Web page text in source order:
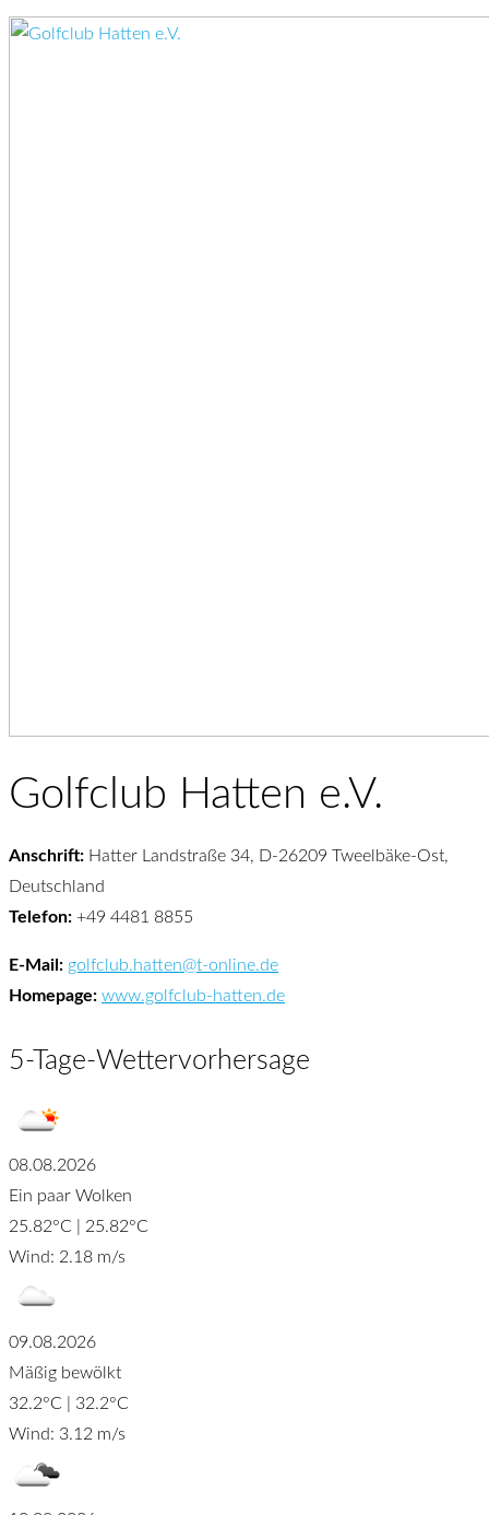
Golfclub Hatten e.V.
Anschrift: Hatter Landstraße 34, D-26209 Tweelbäke-Ost,
Deutschland
Telefon: +49 4481 8855
E-Mail: golfclub.hatten@t-online.de
Homepage: www.golfclub-hatten.de
5-Tage-Wettervorhersage
08.08.2026
Ein paar Wolken
25.82°C | 25.82°C
Wind: 2.18 m/s
09.08.2026
Mäßig bewölkt
32.2°C | 32.2°C
Wind: 3.12 m/s